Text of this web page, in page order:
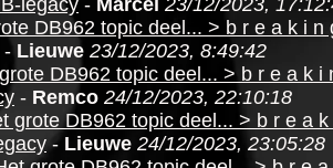
legacy - Marcel 23/12/2023,
DB962 topic deel... > b r e a k i n
- Lieuwe 23/12/2023, 8:49:42
DB962 topic deel... > b r e a k i
- Remco 24/12/2023, 22:10:18
grote DB962 topic deel... > b r e a k
- Lieuwe 24/12/2023, 23:05:28